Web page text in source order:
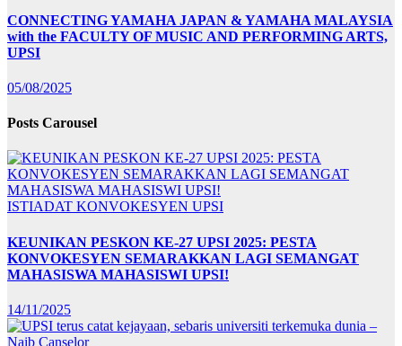
CONNECTING YAMAHA JAPAN & YAMAHA MALAYSIA
with the FACULTY OF MUSIC AND PERFORMING ARTS,
UPSI
05/08/2025
Posts Carousel
ISTIADAT KONVOKESYEN UPSI
KEUNIKAN PESKON KE-27 UPSI 2025: PESTA
KONVOKESYEN SEMARAKKAN LAGI SEMANGAT
MAHASISWA MAHASISWI UPSI!
14/11/2025